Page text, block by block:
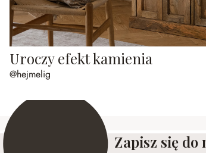
Uroczy efekt kamienia
@hejmelig
Zapisz się do